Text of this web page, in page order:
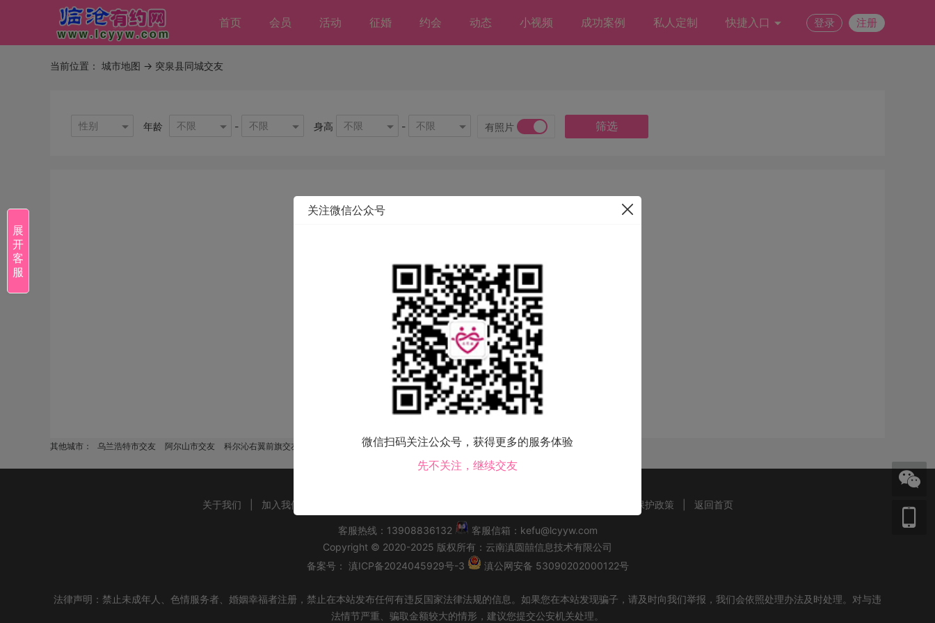
首页 会员 活动 征婚 约会 动态 小视频 成功案例 私人定制 快捷入口 登录 注册
当前位置： 城市地图 -> 突泉县同城交友
性别 年龄 不限 - 不限 身高 不限 - 不限 有照片 筛选
该地区没有会员，换个城市试试！
其他城市： 乌兰浩特市交友 阿尔山市交友 科尔沁右翼前旗交友 科尔沁右翼中旗交友 扎赉特旗交友 突泉县交友
关于我们 加入我们 个人信息保护政策 返回首页
客服热线：13908836132
客服信箱：kefu@lcyyw.com
Copyright © 2020-2025 版权所有： 云南滇圆囍信息技术有限公司
备案号： 滇ICP备2024045929号-3 滇公网安备 53090202000122号
法律声明：禁止未成年人、色情服务者、婚姻幸福者注册，禁止在本站发布任何有违反国家法律法规的信息。如果您在本站发现骗子，请及时向我们举报，我们会依照处理办法及时处理。对与违
法情节严重、骗取金额较大的情形，建议您提交公安机关处理。
展
开
客
服
关注微信公众号
微信扫码关注公众号，获得更多的服务体验
先不关注，继续交友